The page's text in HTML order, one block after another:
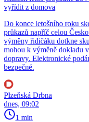
vyřídit z domova
Do konce letošního roku
průkazů napříč celou
výměny řidičáku dotkne
mohou k výměně dokladu
dopravy. Elektronické
bezpečné.
Plzeňská Drbna
dnes, 09:02
1 min